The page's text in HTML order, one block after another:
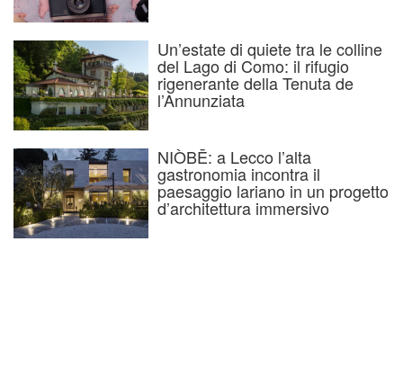
Un’estate di quiete tra le colline
del Lago di Como: il rifugio
rigenerante della Tenuta de
l’Annunziata
NIÒBĒ: a Lecco l’alta
gastronomia incontra il
paesaggio lariano in un progetto
d’architettura immersivo